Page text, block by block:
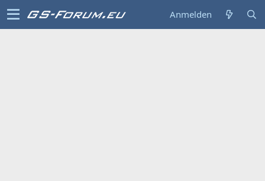
Anmelden